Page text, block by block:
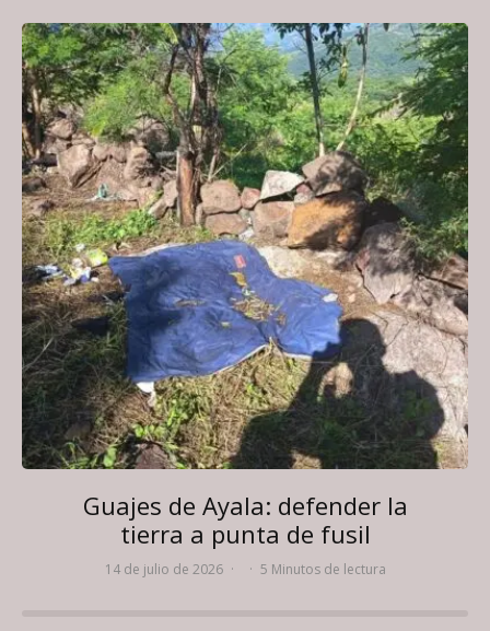
Guajes de Ayala: defender la
tierra a punta de fusil
14 de julio de 2026 · · 5 Minutos de lectura